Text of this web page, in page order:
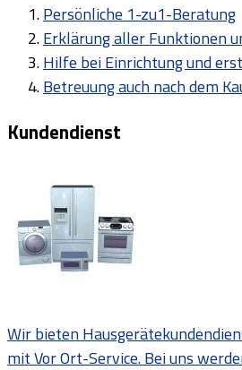
Persönliche 1-zu1-Beratung
Erklärung aller Funktionen
Hilfe bei Einrichtung und
Betreuung auch nach dem
Kundendienst
Wir bieten
mit Vor Ort-Service. Bei uns